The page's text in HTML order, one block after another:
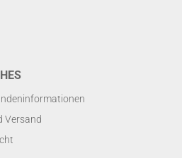
Versand